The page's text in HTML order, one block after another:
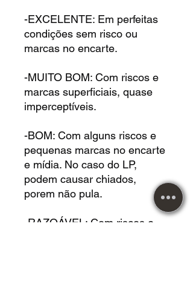
-EXCELENTE: Em perfeitas
condições sem risco ou
marcas no encarte.
-MUITO BOM: Com riscos e
marcas superficiais, quase
imperceptíveis.
-BOM: Com alguns riscos e
pequenas marcas no encarte
e mídia. No caso do LP,
podem causar chiados,
porem não pula.
-RAZOÁVEL: Com riscos e